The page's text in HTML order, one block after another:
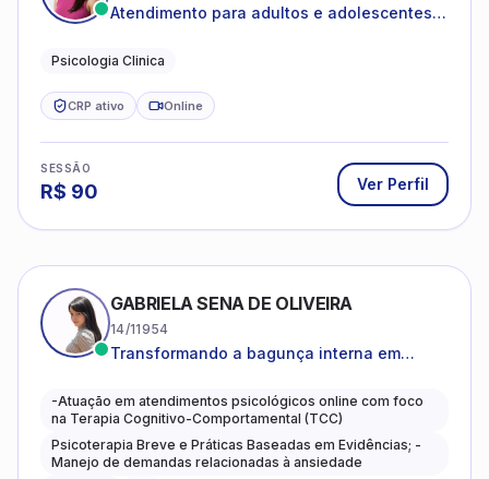
Atendimento para adultos e adolescentes a
Psicologia Clinica
CRP ativo Online
SESSÃO
R$ 90 Ver Perfil
GABRIELA SENA DE OLIVEIRA
14/11954
Transformando a bagunça interna em
caminhos mais gentis para se viver.
-Atuação em atendimentos psicológicos online com foco
na Terapia Cognitivo-Comportamental (TCC)
Psicoterapia Breve e Práticas Baseadas em Evidências; -
Manejo de demandas relacionadas à ansiedade